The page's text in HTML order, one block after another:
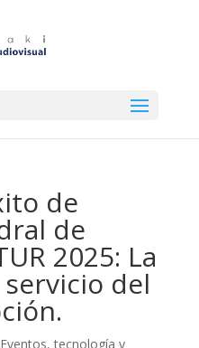
de
de
2025: La
del
Eventos, tecnología y